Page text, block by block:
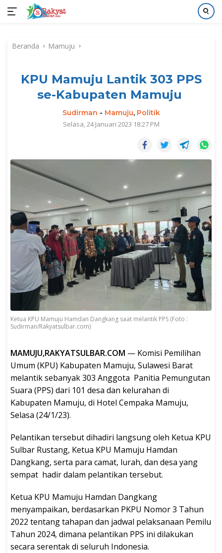
kontenBeranda Mamuju
KPU Mamuju Lantik 303 PPS
se-Kabupaten Mamuju
Sudirman - Mamuju, Politik
Selasa, 24 Januari 2023 18:27 PM
Ketua KPU Mamuju Hamdan Dangkang saat melantik PPS (Foto :
Sudirman/Rakyatsulbar.com)
MAMUJU,RAKYATSULBAR.COM — Komisi Pemilihan
Umum (KPU) Kabupaten Mamuju, Sulawesi Barat
melantik sebanyak 303 Anggota Panitia Pemungutan
Suara (PPS) dari 101 desa dan kelurahan di
Kabupaten Mamuju, di Hotel Cempaka Mamuju,
Selasa (24/1/23).
Pelantikan tersebut dihadiri langsung oleh Ketua KPU
Sulbar Rustang, Ketua KPU Mamuju Hamdan
Dangkang, serta para camat, lurah, dan desa yang
sempat hadir dalam pelantikan tersebut.
Ketua KPU Mamuju Hamdan Dangkang
menyampaikan, berdasarkan PKPU Nomor 3 Tahun
2022 tentang tahapan dan jadwal pelaksanaan Pemilu
Tahun 2024, dimana pelantikan PPS ini dilakukan
secara serentak di seluruh Indonesia.